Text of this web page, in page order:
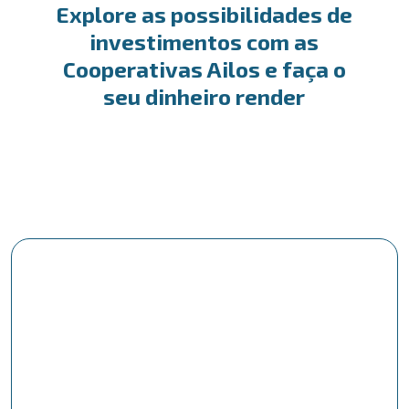
Explore as possibilidades de
investimentos com as
Cooperativas Ailos e faça o
seu dinheiro render